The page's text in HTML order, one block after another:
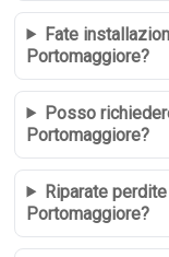
Fate
Portomaggiore?
Posso
Portomaggiore?
Riparate
Portomaggiore?